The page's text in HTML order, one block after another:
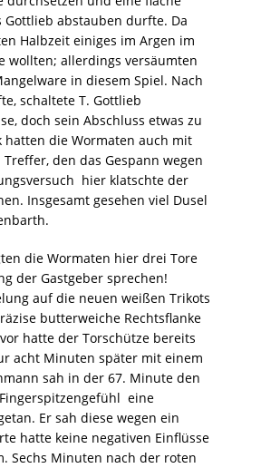
Gottlieb abstauben durfte. Da
Halbzeit einiges im Argen im
wollten; allerdings versäumten
in diesem Spiel. Nach
schaltete T. Gottlieb
doch sein Abschluss etwas zu
hatten die Wormaten auch mit
den das Gespann wegen
 hier klatschte der
Insgesamt gesehen viel Dusel
die Wormaten hier drei Tore
der Gastgeber sprechen!
auf die neuen weißen Trikots
butterweiche Rechtsflanke
hatte der Torschütze bereits
acht Minuten später mit einem
sah in der 67. Minute den
 eine
Er sah diese wegen ein
hatte keine negativen Einflüsse
Sechs Minuten nach der roten